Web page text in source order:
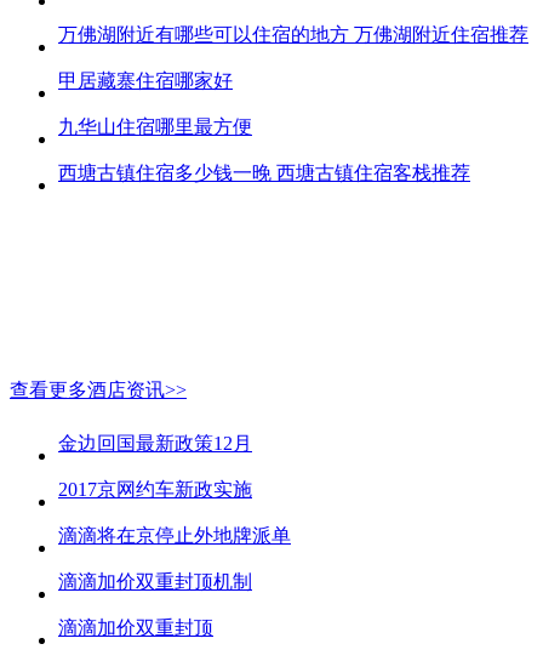
万佛湖附近有哪些可以住宿的地方 万佛湖附近住宿推荐
甲居藏寨住宿哪家好
九华山住宿哪里最方便
西塘古镇住宿多少钱一晚 西塘古镇住宿客栈推荐
查看更多酒店资讯>>
金边回国最新政策12月
2017京网约车新政实施
滴滴将在京停止外地牌派单
滴滴加价双重封顶机制
滴滴加价双重封顶